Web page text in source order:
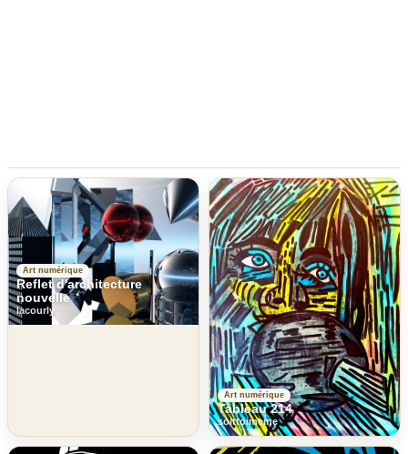
Art numérique
Reflet d'architecture
nouvelle
lacourly
Art numérique
Tableau 214
soittoimeme